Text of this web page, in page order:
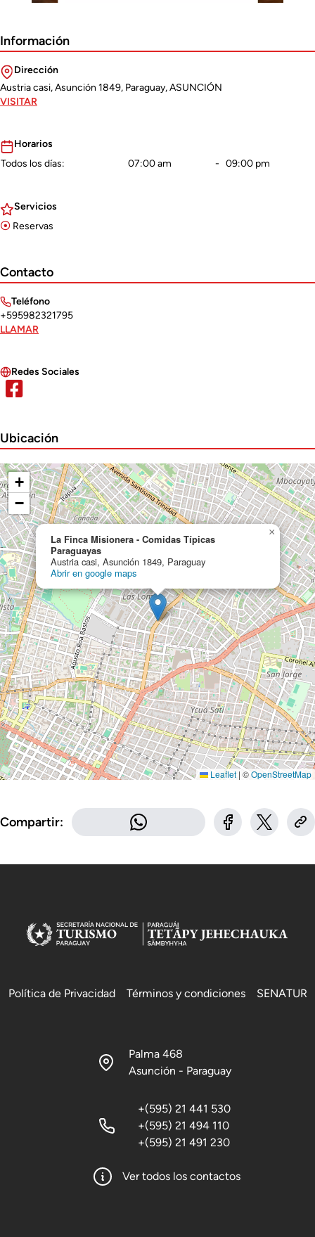
Información
Dirección
Austria casi, Asunción 1849, Paraguay, ASUNCIÓN
VISITAR
Horarios
Todos los dí­as:
07:00 am - 09:00 pm
Servicios
Reservas
Contacto
Teléfono
+595982321795
LLAMAR
Redes Sociales
Ubicación
La Finca Misionera - Comidas Típicas
Paraguayas
Austria casi, Asunción 1849, Paraguay
Abrir en google maps
×
+
−
Leaflet | ©OpenStreetMap
Compartir:
Política de Privacidad Términos y condiciones SENATUR
Palma 468
Asunción - Paraguay
+(595) 21 441 530
+(595) 21 494 110
+(595) 21 491 230
Ver todos los contactos